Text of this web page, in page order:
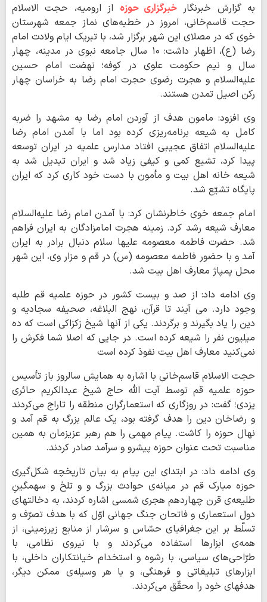
به گزارش خبرنگارخبرگزاری حوزه از ارومیه، حجت الاسلام
حجت قاسم‌خانی، امروز در خطبه‌های نماز جمعه شهرستان
خوی که در مصلای این شهر برگزار شد، با تبریک ایام ولادت امام
رضا (ع)، اظهار داشت: ۱۰ سال جامعه نبوی در مدینه، چهار
سال و نیم حکومت علوی در کوفه؛ نهضت امام حسین
علیه‌السلام و هجرت رضوی حجرت امام رضا به خراسان چهار
رکن اصیل تمدن هستند.
وی افزود: مامون هدف از آوردن امام رضا به مشهد را ضربه
کامل به شیعه برنامه‌ریزی کرده بود اما با آمدن امام رضا
علیه‌السلام اتفاق عجیبی افتاد مدارس علمیه در ایران توسعه
پیدا کرد، تشیع کمی و کیفی زیاد شد و ایران تبدیل شد به
شیعه خانه اهل بیت و مأمون با دست خود کاری کرد که ایران
پایگاه تشیّع شد.
امام جمعه خوی خاطرنشان کرد: با آمدن امام رضا علیه‌السلام
معارف شیعه رشد کرد. زمینه هجرت امامزادگان به ایران فراهم
شد. حضرت فاطمه معصومه علیها سلام دنبال برادر به ایران
آمد و با حضور فاطمه معصومه (س) در قم و مزار وی، این شهر
محل پمپاژ معارف اهل بیت شد.
وی ادامه داد: از صد و بیست کشور در حوزه علمیه قم طلبه
وجود دارد. می آیند تا قرآن، نهج البلاغه، صحیفه سجادیه و
دین را یاد بگیرند و برگردند. یکی از آنها شیخ زکزاکی است که ده
میلیون نفر را شیعه کرده است. در جایی که اصلا شما فکرش را
نمی‌کنید معارف اهل بیت نفوذ کرده است
حجت الاسلام قاسم‌خانی با اشاره به همایش سالروز باز تأسیس
حوزه علمیه قم توسط آیت الله حاج شیخ عبدالکریم حائری
یزدی؛ گفت: در روزگاری که استعمارگران منطقه را تاراج می‌کردند
و رضاخان دین را هدف گرفته بود، یک عالم بزرگ به قم آمد و
نهال حوزه را کاشت. پیام مهمی را هم رهبر عزیزمان به همین
مناسبت تحت عنوان حوزه پیشرو و سرآمد صادر کردند.
وی ادامه داد: در ابتدای این پیام به بیان تاریخچه شکل‌گیری
حوزه مبارک قم در میانه‌ی‌ حوادث بزرگ و و تلخ و سهمگینِ
طلیعه‌ی قرن چهاردهم هجری شمسی اشاره کردند، به دخالتهای
دول استعماری و فاتحان جنگ جهانی اوّل که با هدف تصرّف و
تسلّط بر این جغرافیای حسّاس و سرشار از منابع زیرزمینی، از
همه‌ی ابزارها استفاده می‌کردند و با نیروی نظامی، با
طرّاحی‌های سیاسی، با رشوه و استخدام خیانتکاران داخلی، با
ابزارهای تبلیغاتی و فرهنگی، و با هر وسیله‌ی ممکن دیگر،
هدفهای خود را محقّق می‌کردند.